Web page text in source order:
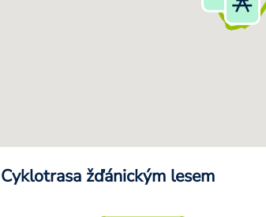
Cyklotrasa žďánickým lesem